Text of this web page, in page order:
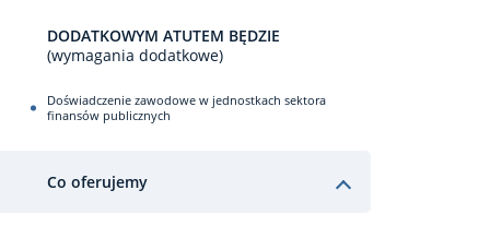
DODATKOWYM ATUTEM BĘDZIE
(wymagania dodatkowe)
Doświadczenie zawodowe w jednostkach sektora
finansów publicznych
Co oferujemy